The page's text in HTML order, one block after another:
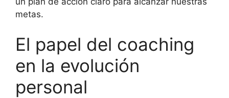
metas.
El papel del coaching
en la evolución
personal